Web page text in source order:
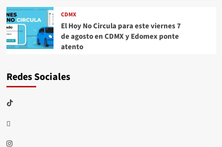
CDMX
El Hoy No Circula para este viernes 7
de agosto en CDMX y Edomex ponte
atento
Redes Sociales
TikTok
threads
Instagram